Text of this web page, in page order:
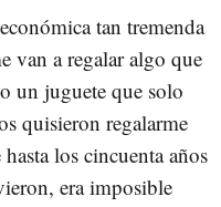
tan tremenda
van a regalar algo que
un juguete que solo
quisieron regalarme
los cincuenta años
era imposible